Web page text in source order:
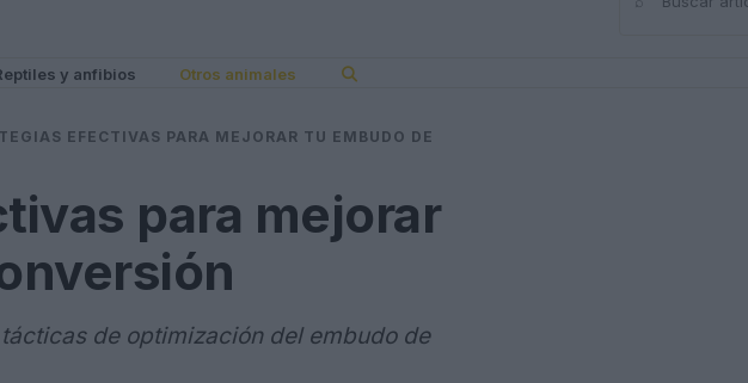
Buscar
y anfibios Otros animales
EFECTIVAS PARA MEJORAR TU EMBUDO DE
para mejorar
de optimización del embudo de